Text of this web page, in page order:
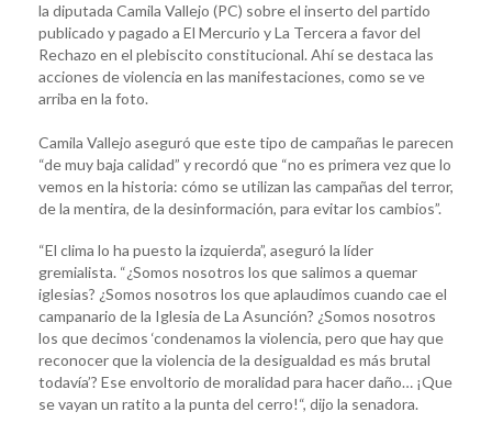
la diputada Camila Vallejo (PC) sobre el inserto del partido
publicado y pagado a El Mercurio y La Tercera a favor del
Rechazo en el plebiscito constitucional. Ahí se destaca las
acciones de violencia en las manifestaciones, como se ve
arriba en la foto.
Camila Vallejo aseguró que este tipo de campañas le parecen
“de muy baja calidad” y recordó que “no es primera vez que lo
vemos en la historia: cómo se utilizan las campañas del terror,
de la mentira, de la desinformación, para evitar los cambios”.
“El clima lo ha puesto la izquierda”, aseguró la líder
gremialista. “¿Somos nosotros los que salimos a quemar
iglesias? ¿Somos nosotros los que aplaudimos cuando cae el
campanario de la Iglesia de La Asunción? ¿Somos nosotros
los que decimos ‘condenamos la violencia, pero que hay que
reconocer que la violencia de la desigualdad es más brutal
todavía’? Ese envoltorio de moralidad para hacer daño… ¡Que
se vayan un ratito a la punta del cerro!“, dijo la senadora.